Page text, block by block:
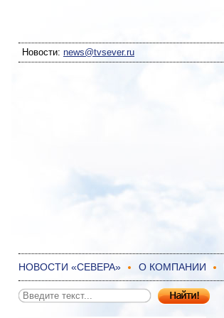
Новости: news@tvsever.ru
НОВОСТИ «СЕВЕРА» О КОМПАНИИ